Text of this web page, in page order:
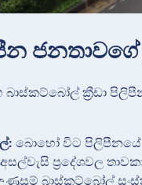
ක්‍රීඩා
බොහෝ විට පිලිපීනයේ
ප්‍රදේශවල
බාස්කට්බෝල්